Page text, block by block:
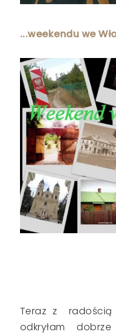
...weekendu we
Teraz z radością
odkryłam